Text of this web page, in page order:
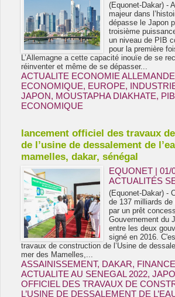
(Equonet-Dakar) -
majeur dans
dépasse le Japon
troisième
un niveau de PIB
pour la première
L’Allemagne a cette capacité inouïe de se
réinventer et même de se dépasser...
ACTUALITE ECONOMIE ALLEMANDE
ECONOMIQUE, EUROPE,
JAPON, MOUSTAPHA DIAKHATE, PIB
ECONOMIQUE
lancement officiel des travaux
de l’usine de dessalement de
mamelles, dakar, sénégal
EQUONET | 01/
ACTUALITÉS
(Equonet-Dakar) -
de 137 milliards
par un prêt
Gouvernement du
entre les deux
signé en 2016.
travaux de construction de l’Usine de
mer des Mamelles,...
ASSAINISSEMENT, DAKAR,
ACTUALITE AU SENEGAL 2022,
OFFICIEL DES TRAVAUX DE
L’USINE DE DESSALEMENT DE